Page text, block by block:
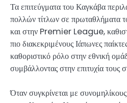
Τα επιτεύγματα του Καγκάβα
πολλών τίτλων σε
και στην Premier League,
πιο διακεκριμένους Ιάπωνες
καθοριστικό ρόλο στην εθνική
συμβάλλοντας στην επιτυχία
Όταν συγκρίνεται με